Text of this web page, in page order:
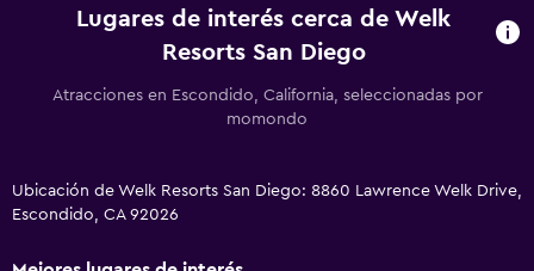
Lugares de interés cerca de Welk
Resorts San Diego
Atracciones en Escondido, California, seleccionadas por
momondo
Ubicación de Welk Resorts San Diego: 8860 Lawrence Welk Drive,
Escondido, CA 92026